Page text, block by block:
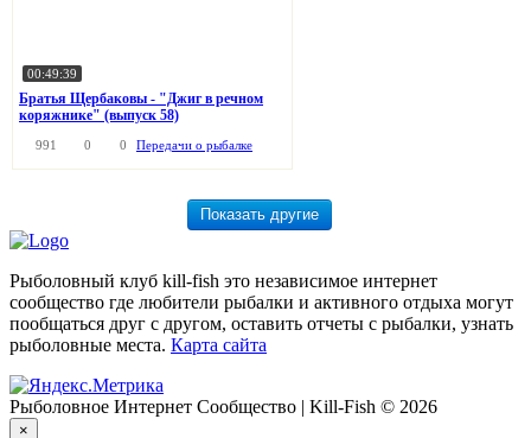
00:49:39
Братья Щербаковы - "Джиг в речном
коряжнике" (выпуск 58)
991 0 0 Передачи о рыбалке
Рыболовный клуб kill-fish это независимое интернет
сообщество где любители рыбалки и активного отдыха могут
пообщаться друг с другом, оставить отчеты с рыбалки, узнать
рыболовные места. Карта сайта
Рыболовное Интернет Сообщество | Kill-Fish © 2026
×